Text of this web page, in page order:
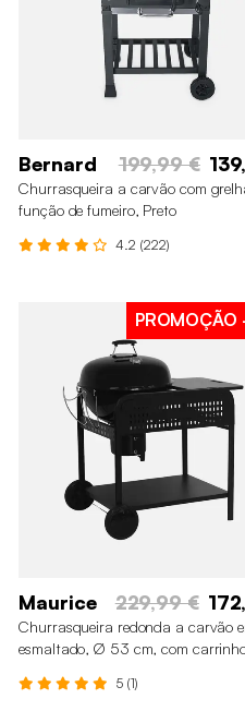
Bernard 199,99 €
Churrasqueira a carvão com
função de fumeiro, Preto
4.2 (222)
PROMOÇÃO
Maurice 229,99 €
Churrasqueira redonda a carvão
esmaltado, Ø 53 cm, com
5 (1)